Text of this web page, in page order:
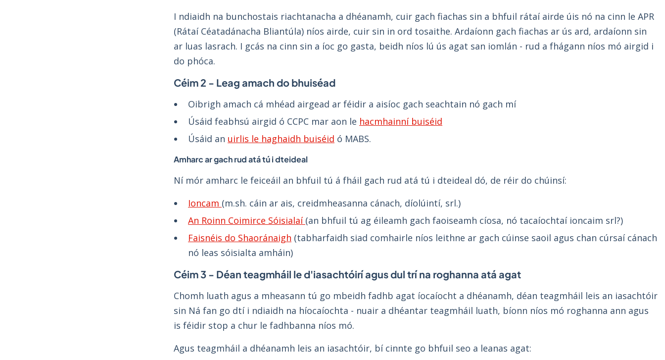
I ndiaidh na bunchostais riachtanacha a dhéanamh, cuir gach fiachas sin a bhfuil rátaí airde úis nó na cinn le APR
(Rátaí Céatadánacha Bliantúla) níos airde, cuir sin in ord tosaithe. Ardaíonn gach fiachas ar ús ard, ardaíonn sin
ar luas lasrach. I gcás na cinn sin a íoc go gasta, beidh níos lú ús agat san iomlán - rud a fhágann níos mó airgid i
do phóca.
Céim 2 - Leag amach do bhuiséad
Oibrigh amach cá mhéad airgead ar féidir a aisíoc gach seachtain nó gach mí
Úsáid feabhsú airgid ó CCPC mar aon le hacmhainní buiséid
Úsáid an uirlis le haghaidh buiséid ó MABS.
Amharc ar gach rud atá tú i dteideal
Ní mór amharc le feiceáil an bhfuil tú á fháil gach rud atá tú i dteideal dó, de réir do chúinsí:
Ioncam (m.sh. cáin ar ais, creidmheasanna cánach, díolúintí, srl.)
An Roinn Coimirce Sóisialaí (an bhfuil tú ag éileamh gach faoiseamh cíosa, nó tacaíochtaí ioncaim srl?)
Faisnéis do Shaoránaigh (tabharfaidh siad comhairle níos leithne ar gach cúinse saoil agus chan cúrsaí cánach
nó leas sóisialta amháin)
Céim 3 - Déan teagmháil le d'iasachtóirí agus dul trí na roghanna atá agat
Chomh luath agus a mheasann tú go mbeidh fadhb agat íocaíocht a dhéanamh, déan teagmháil leis an iasachtóir
sin Ná fan go dtí i ndiaidh na híocaíochta - nuair a dhéantar teagmháil luath, bíonn níos mó roghanna ann agus
is féidir stop a chur le fadhbanna níos mó.
Agus teagmháil a dhéanamh leis an iasachtóir, bí cinnte go bhfuil seo a leanas agat: